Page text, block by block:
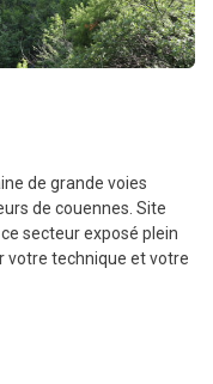
de grande voies
de couennes. Site
secteur exposé plein
votre technique et votre